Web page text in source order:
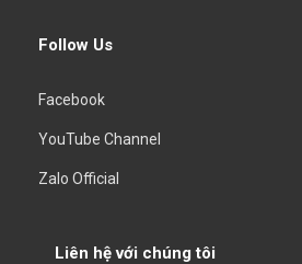
Follow Us
Facebook
YouTube Channel
Zalo Official
Liên hệ với chúng tôi